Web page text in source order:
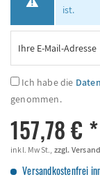
ist.
Ich habe die
genommen.
157,78 € *
inkl. MwSt., zzgl.
Versandkostenfrei